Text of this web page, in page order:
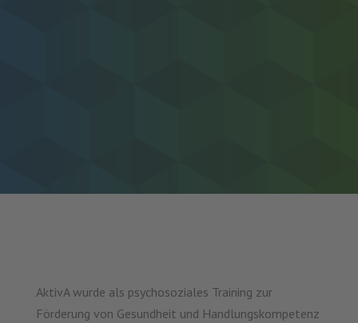
AktivA wurde als psychosoziales Training zur
Förderung von Gesundheit und Handlungskompetenz